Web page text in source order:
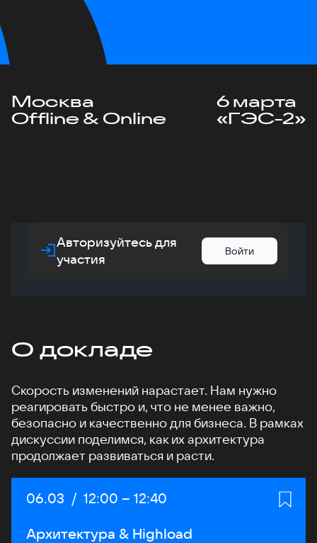
Москва
Offline & Online
6 марта
«ГЭС-2»
Авторизуйтесь для
участия
Войти
О докладе
Скорость изменений нарастает. Нам нужно
реагировать быстро и, что не менее важно,
безопасно и качественно для бизнеса. В рамках
дискуссии поделимся, как их архитектура
продолжает развиваться и расти.
Дата:
06.03 / Начало:
12:00 – Конец:
12:40
Архитектура & Highload